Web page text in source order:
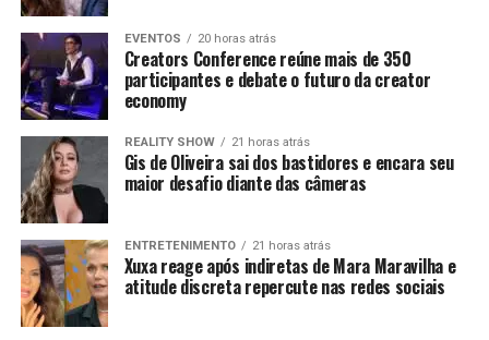
EVENTOS 20 horas atrás
Creators Conference reúne mais de 350
participantes e debate o futuro da creator
economy
REALITY SHOW 21 horas atrás
Gis de Oliveira sai dos bastidores e encara seu
maior desafio diante das câmeras
ENTRETENIMENTO 21 horas atrás
Xuxa reage após indiretas de Mara Maravilha e
atitude discreta repercute nas redes sociais